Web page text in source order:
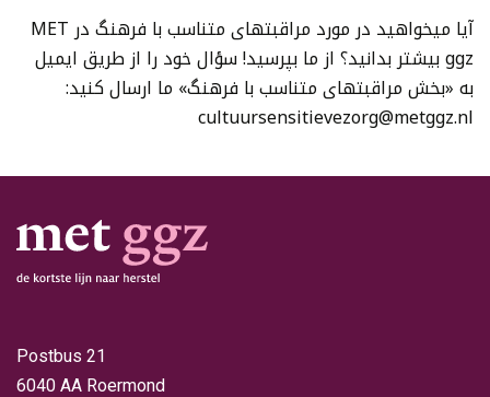
آیا میخواهید در مورد مراقبتهای متناسب با فرهنگ در MET
ggz بیشتر بدانید؟ از ما بپرسید! سؤال خود را از طریق ایمیل
به «بخش مراقبتهای متناسب با فرهنگ» ما ارسال کنید:
cultuursensitievezorg@metggz.nl
Postbus 21
6040 AA Roermond